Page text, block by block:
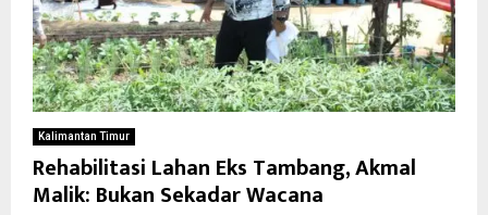
Kalimantan Timur
Rehabilitasi Lahan Eks Tambang, Akmal
Malik: Bukan Sekadar Wacana